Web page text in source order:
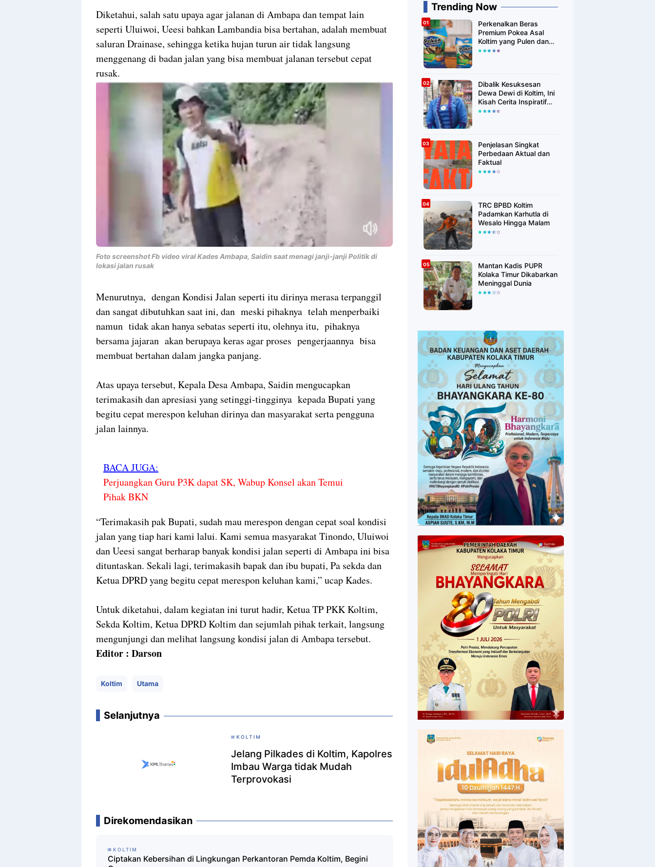
Diketahui, salah satu upaya agar jalanan di Ambapa dan tempat lain
seperti Uluiwoi, Ueesi bahkan Lambandia bisa bertahan, adalah membuat
saluran Drainase, sehingga ketika hujan turun air tidak langsung
menggenang di badan jalan yang bisa membuat jalanan tersebut cepat
rusak.
Foto screenshot Fb video viral Kades Ambapa, Saidin saat menagi janji-janji Politik di
lokasi jalan rusak
Menurutnya, dengan Kondisi Jalan seperti itu dirinya merasa terpanggil
dan sangat dibutuhkan saat ini, dan meski pihaknya telah menperbaiki
namun tidak akan hanya sebatas seperti itu, olehnya itu, pihaknya
bersama jajaran akan berupaya keras agar proses pengerjaannya bisa
membuat bertahan dalam jangka panjang.
Atas upaya tersebut, Kepala Desa Ambapa, Saidin mengucapkan
terimakasih dan apresiasi yang setinggi-tingginya kepada Bupati yang
begitu cepat merespon keluhan dirinya dan masyarakat serta pengguna
jalan lainnya.
BACA JUGA:
Perjuangkan Guru P3K dapat SK, Wabup Konsel akan Temui
Pihak BKN
“Terimakasih pak Bupati, sudah mau merespon dengan cepat soal kondisi
jalan yang tiap hari kami lalui. Kami semua masyarakat Tinondo, Uluiwoi
dan Ueesi sangat berharap banyak kondisi jalan seperti di Ambapa ini bisa
dituntaskan. Sekali lagi, terimakasih bapak dan ibu bupati, Pa sekda dan
Ketua DPRD yang begitu cepat merespon keluhan kami,” ucap Kades.
Untuk diketahui, dalam kegiatan ini turut hadir, Ketua TP PKK Koltim,
Sekda Koltim, Ketua DPRD Koltim dan sejumlah pihak terkait, langsung
mengunjungi dan melihat langsung kondisi jalan di Ambapa tersebut.
Editor : Darson
Koltim Utama
Selanjutnya
KOLTIM
Jelang Pilkades di Koltim, Kapolres
Imbau Warga tidak Mudah
Terprovokasi
Direkomendasikan
KOLTIM
Ciptakan Kebersihan di Lingkungan Perkantoran Pemda Koltim, Begini
Trending Now
Perkenalkan Beras
Premium Pokea Asal
Koltim yang Pulen dan
Putih Alami
Dibalik Kesuksesan
Dewa Dewi di Koltim, Ini
Kisah Cerita Inspiratif
Singkatnya
Penjelasan Singkat
Perbedaan Aktual dan
Faktual
TRC BPBD Koltim
Padamkan Karhutla di
Wesalo Hingga Malam
Mantan Kadis PUPR
Kolaka Timur Dikabarkan
Meninggal Dunia